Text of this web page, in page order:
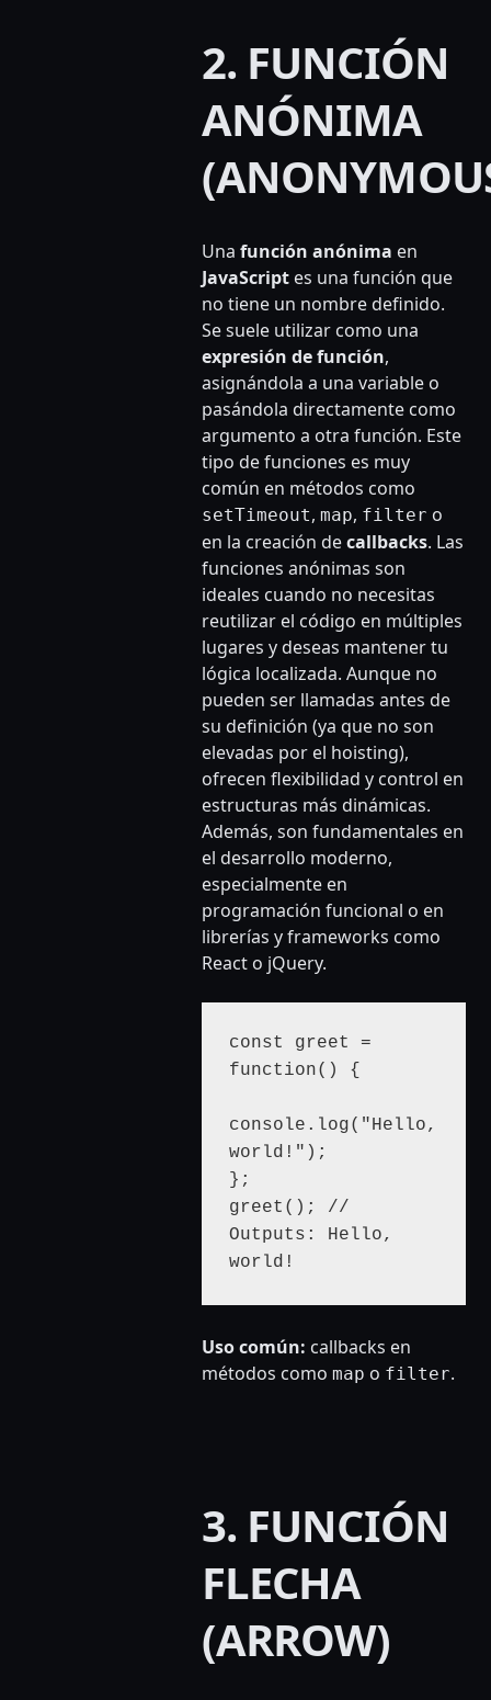
2. FUNCIÓN
ANÓNIMA
Una función anónima en
JavaScriptes una función que
no tiene un nombre definido.
Se suele utilizar como una
expresión de función,
asignándola a una variable o
pasándola directamente como
argumento a otra función. Este
tipo de funciones es muy
común en métodos como
setTimeout, map, filter o
en la creación decallbacks. Las
funciones anónimas son
ideales cuando no necesitas
reutilizar el código en múltiples
lugares y deseas mantener tu
lógica localizada. Aunque no
pueden ser llamadas antes de
su definición (ya que no son
elevadas por el hoisting),
ofrecen flexibilidad y control en
estructuras más dinámicas.
Además, son fundamentales en
el desarrollo moderno,
especialmente en
programación funcional o en
librerías y frameworks como
React o jQuery.
const greet =
function() {
console.log("Hello,
world!");
};
greet(); //
Outputs: Hello,
world!
Uso común: callbacks en
métodos como map o filter.
3. FUNCIÓN
FLECHA
(ARROW)